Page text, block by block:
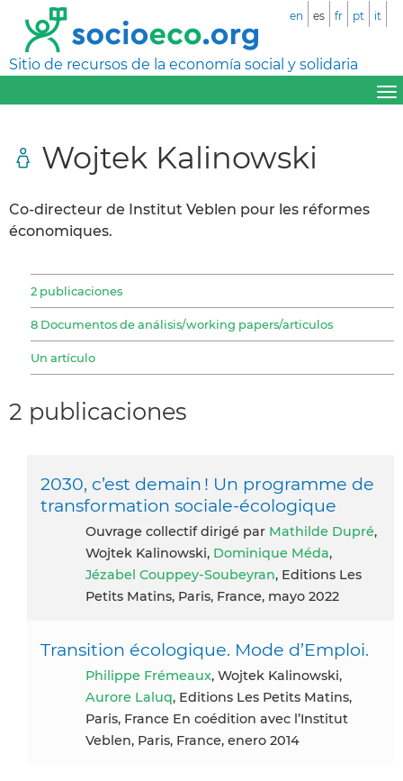
Sitio de recursos de la economía social y solidaria
en es fr pt it
Wojtek Kalinowski
Co-directeur de Institut Veblen pour les réformes
économiques.
2 publicaciones
8 Documentos de análisis/working papers/articulos
Un artículo
2 publicaciones
2030, c’est demain ! Un programme de
transformation sociale-écologique
Ouvrage collectif dirigé par Mathilde Dupré,
Wojtek Kalinowski, Dominique Méda,
Jézabel Couppey-Soubeyran, Editions Les
Petits Matins, Paris, France, mayo 2022
Transition écologique. Mode d’Emploi.
Philippe Frémeaux, Wojtek Kalinowski,
Aurore Laluq, Editions Les Petits Matins,
Paris, France En coédition avec l’Institut
Veblen, Paris, France, enero 2014